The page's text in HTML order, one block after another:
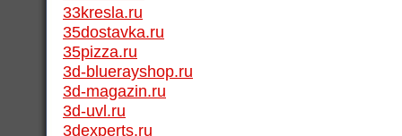
33kresla.ru
35dostavka.ru
35pizza.ru
3d-bluerayshop.ru
3d-magazin.ru
3d-uvl.ru
3dexperts.ru